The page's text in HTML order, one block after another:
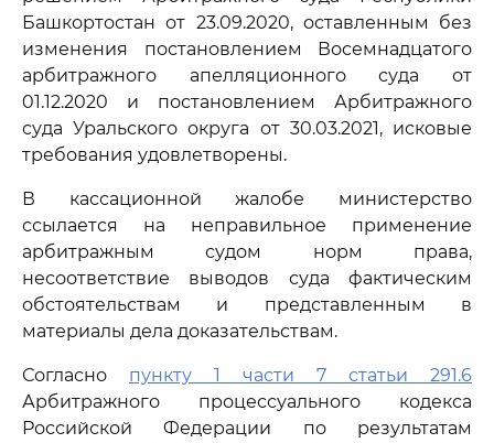
Башкортостан от 23.09.2020, оставленным без
изменения постановлением Восемнадцатого
арбитражного апелляционного суда от
01.12.2020 и постановлением Арбитражного
суда Уральского округа от 30.03.2021, исковые
требования удовлетворены.
В кассационной жалобе министерство
ссылается на неправильное применение
арбитражным судом норм права,
несоответствие выводов суда фактическим
обстоятельствам и представленным в
материалы дела доказательствам.
Согласно пункту 1 части 7 статьи 291.6
Арбитражного процессуального кодекса
Российской Федерации по результатам